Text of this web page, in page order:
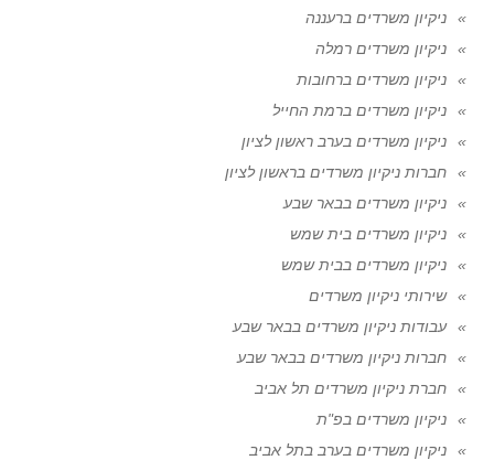
ניקיון משרדים ברעננה
ניקיון משרדים רמלה
ניקיון משרדים ברחובות
ניקיון משרדים ברמת החייל
ניקיון משרדים בערב ראשון לציון
חברות ניקיון משרדים בראשון לציון
ניקיון משרדים בבאר שבע
ניקיון משרדים בית שמש
ניקיון משרדים בבית שמש
שירותי ניקיון משרדים
עבודות ניקיון משרדים בבאר שבע
חברות ניקיון משרדים בבאר שבע
חברת ניקיון משרדים תל אביב
ניקיון משרדים בפ"ת
ניקיון משרדים בערב בתל אביב